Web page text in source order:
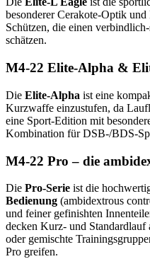
besonderer Cerakote-Optik
Schützen, die einen
schätzen.
M4-22 Elite-Alpha &
Die Elite-Alpha ist eine
Kurzwaffe einzustufen, da
eine Sport-Edition mit
Kombination für DSB-/BDS-
M4-22 Pro – die
Die Pro-Serie ist die
Bedienung (ambidextrous
und feiner gefinishten
decken Kurz- und
oder gemischte
Pro greifen.